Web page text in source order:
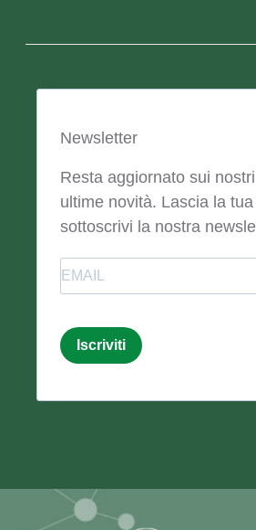
Newsletter
Resta aggiornato sui
ultime novità. Lascia la
sottoscrivi la nostra
Email
Iscriviti